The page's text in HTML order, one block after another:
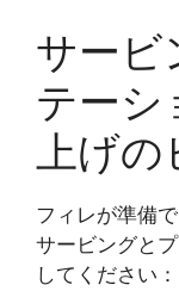
サービ
テーシ
上げ
フィレが準備
サービングと
してください：